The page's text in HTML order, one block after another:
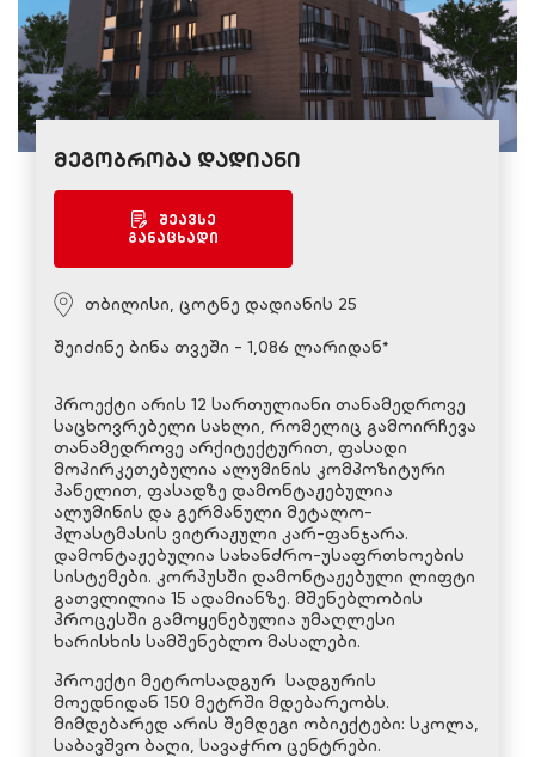
მეგობრობა დადიანი
შეავსე
განაცხადი
თბილისი, ცოტნე დადიანის 25
შეიძინე ბინა თვეში - 1,086 ლარიდან*
პროექტი არის 12 სართულიანი თანამედროვე
საცხოვრებელი სახლი, რომელიც გამოირჩევა
თანამედროვე არქიტექტურით, ფასადი
მოპირკეთებულია ალუმინის კომპოზიტური
პანელით, ფასადზე დამონტაჟებულია
ალუმინის და გერმანული მეტალო-
პლასტმასის ვიტრაჟული კარ-ფანჯარა.
დამონტაჟებულია სახანძრო-უსაფრთხოების
სისტემები. კორპუსში დამონტაჟებული ლიფტი
გათვლილია 15 ადამიანზე. მშენებლობის
პროცესში გამოყენებულია უმაღლესი
ხარისხის სამშენებლო მასალები.
პროექტი მეტროსადგურ სადგურის
მოედნიდან 150 მეტრში მდებარეობს.
მიმდებარედ არის შემდეგი ობიექტები: სკოლა,
საბავშვო ბაღი, სავაჭრო ცენტრები.